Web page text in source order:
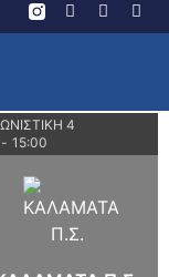
4
- 15:00